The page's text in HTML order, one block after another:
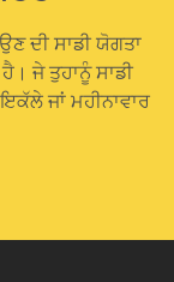
ਦੀ ਸਾਡੀ ਯੋਗਤਾ
ਜੇ ਤੁਹਾਨੂੰ ਸਾਡੀ
ਜਾਂ ਮਹੀਨਾਵਾਰ